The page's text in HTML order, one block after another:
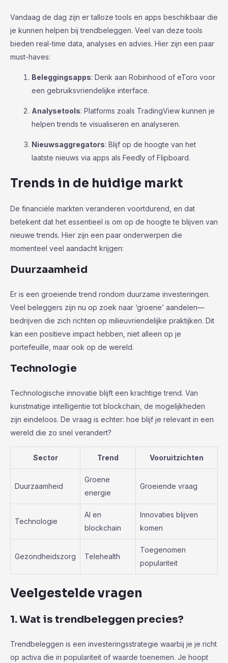
Vandaag de dag zijn er talloze tools en apps beschikbaar die
je kunnen helpen bij trendbeleggen. Veel van deze tools
bieden real-time data, analyses en advies. Hier zijn een paar
must-haves:
Beleggingsapps: Denk aan Robinhood of eToro voor
een gebruiksvriendelijke interface.
Analysetools: Platforms zoals TradingView kunnen je
helpen trends te visualiseren en analyseren.
Nieuwsaggregators: Blijf op de hoogte van het
laatste nieuws via apps als Feedly of Flipboard.
Trends in de huidige markt
De financiële markten veranderen voortdurend, en dat
betekent dat het essentieel is om op de hoogte te blijven van
nieuwe trends. Hier zijn een paar onderwerpen die
momenteel veel aandacht krijgen:
Duurzaamheid
Er is een groeiende trend rondom duurzame investeringen.
Veel beleggers zijn nu op zoek naar ‘groene’ aandelen—
bedrijven die zich richten op milieuvriendelijke praktijken. Dit
kan een positieve impact hebben, niet alleen op je
portefeuille, maar ook op de wereld.
Technologie
Technologische innovatie blijft een krachtige trend. Van
kunstmatige intelligentie tot blockchain, de mogelijkheden
zijn eindeloos. De vraag is echter: hoe blijf je relevant in een
wereld die zo snel verandert?
Sector Trend Vooruitzichten
Duurzaamheid
Groene
energie
Groeiende vraag
Technologie
AI en
blockchain
Innovaties blijven
komen
Gezondheidszorg Telehealth
Toegenomen
populariteit
Veelgestelde vragen
1. Wat is trendbeleggen precies?
Trendbeleggen is een investeringsstrategie waarbij je je richt
op activa die in populariteit of waarde toenemen. Je hoopt